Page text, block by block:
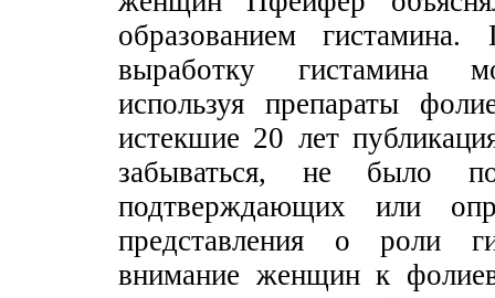
образованием
выработку гистамина
используя препараты
истекшие 20 лет
забываться, не было
подтверждающих или
представления о роли
внимание женщин к